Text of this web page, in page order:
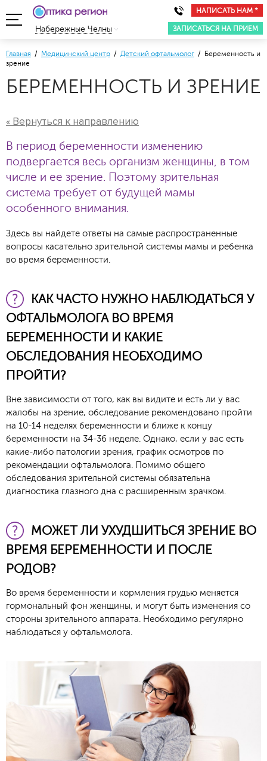
НАПИСАТЬ НАМ *
ЗАПИСАТЬСЯ НА ПРИЕМ
Набережные Челны
Главная / Медицинский центр / Детский офтальмолог / Беременность и
зрение
БЕРЕМЕННОСТЬ И ЗРЕНИЕ
« Вернуться к направлению
В период беременности изменению
подвергается весь организм женщины, в том
числе и ее зрение. Поэтому зрительная
система требует от будущей мамы
особенного внимания.
Здесь вы найдете ответы на самые распространенные
вопросы касательно зрительной системы мамы и ребенка
во время беременности.
КАК ЧАСТО НУЖНО НАБЛЮДАТЬСЯ У
ОФТАЛЬМОЛОГА ВО ВРЕМЯ
БЕРЕМЕННОСТИ И КАКИЕ
ОБСЛЕДОВАНИЯ НЕОБХОДИМО
ПРОЙТИ?
Вне зависимости от того, как вы видите и есть ли у вас
жалобы на зрение, обследование рекомендовано пройти
на 10-14 неделях беременности и ближе к концу
беременности на 34-36 неделе. Однако, если у вас есть
какие-либо патологии зрения, график осмотров по
рекомендации офтальмолога. Помимо общего
обследования зрительной системы обязательна
диагностика глазного дна с расширенным зрачком.
МОЖЕТ ЛИ УХУДШИТЬСЯ ЗРЕНИЕ ВО
ВРЕМЯ БЕРЕМЕННОСТИ И ПОСЛЕ
РОДОВ?
Во время беременности и кормления грудью меняется
гормональный фон женщины, и могут быть изменения со
стороны зрительного аппарата. Необходимо регулярно
наблюдаться у офтальмолога.